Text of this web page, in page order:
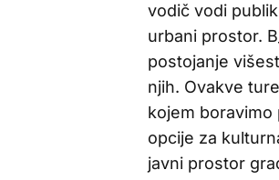
vodič vodi
urbani prostor.
postojanje
njih. Ovakve
kojem
opcije za
javni prostor